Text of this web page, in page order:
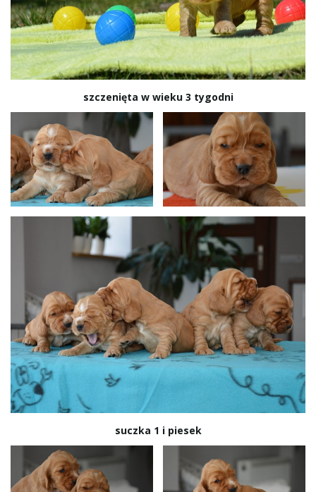
szczenięta w wieku 3 tygodni
suczka 1 i piesek